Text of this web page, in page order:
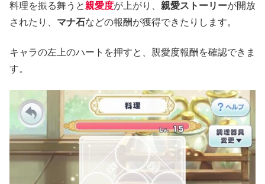
料理を振る舞うと親愛度が上がり、 親愛ストーリーが開放
されたり、 マナ石などの報酬が獲得できたりします。
キャラの左上のハートを押すと、親愛度報酬を確認できま
す。